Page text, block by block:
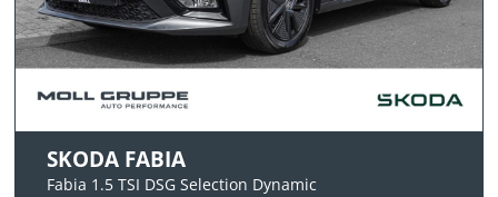
SKODA FABIA
Fabia 1.5 TSI DSG Selection Dynamic